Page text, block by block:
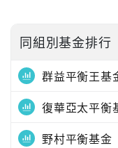
同組別基金排行
群益平衡王基
復華亞太平衡
野村平衡基金